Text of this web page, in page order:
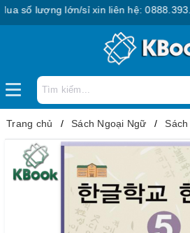
số lượng lớn/sỉ xin liên hệ: 0888.393.555
Trang chủ Sách Ngoại Ngữ